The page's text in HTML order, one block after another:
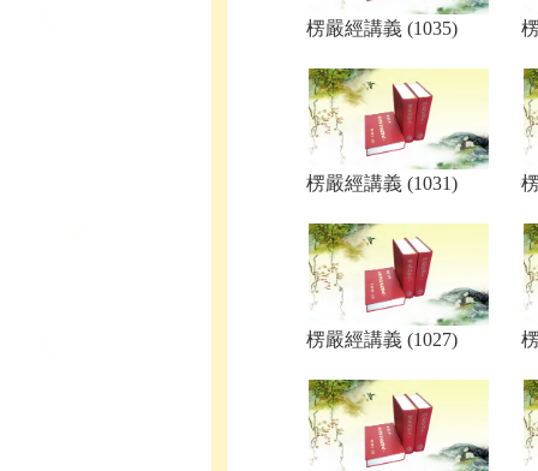
楞嚴經講義 (1035)
楞嚴經講義 (1031)
楞嚴經講義 (1027)